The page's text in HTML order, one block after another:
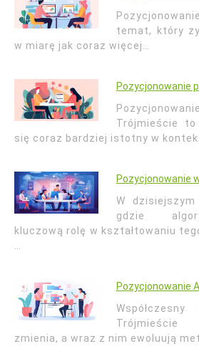
temat, który
w miarę jak coraz więcej…
Pozycjonowanie
Trójmieście
się coraz bardziej istotny w
Pozycjonowanie
W
gdzie
kluczową rolę w kształtowaniu
Pozycjonowanie
Trójmieście
zmienia, a wraz z nim ewoluują